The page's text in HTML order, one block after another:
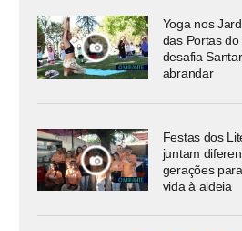
Yoga nos
das Portas do
desafia
abrandar
Festas dos
juntam
gerações
vida à aldeia